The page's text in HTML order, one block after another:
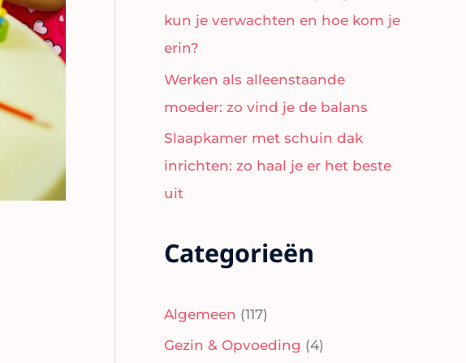
kun je verwachten en hoe kom je
erin?
Werken als alleenstaande
moeder: zo vind je de balans
Slaapkamer met schuin dak
inrichten: zo haal je er het beste
uit
Categorieën
Algemeen (117)
Gezin & Opvoeding (4)